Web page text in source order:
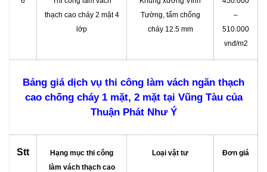
thạch cao cháy 2 mặt 4
lớp
Tường, tấm chống
cháy 12.5 mm
–
510.000
vnđ/m2
Bảng giá dịch vụ thi công làm vách ngăn thạch
cao chống cháy 1 mặt, 2 mặt tại Vũng Tàu của
Thuận Phát Như Ý
Stt
Hạng mục thi công
làm vách thạch cao
Loại vật tư Đơn giá